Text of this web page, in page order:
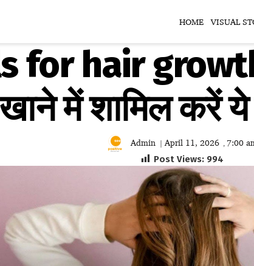
HOME VISUAL
for hair
में शामिल करें ये
Admin | April 11, 2026 , 7:00
Post Views: 994